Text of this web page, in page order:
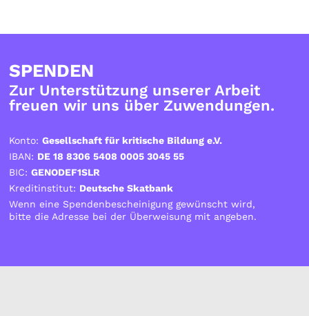
SPENDEN
Zur Unterstützung unserer Arbeit
freuen wir uns über Zuwendungen.
Konto:Gesellschaft für kritische Bildung e.V.
IBAN: DE 18 8306 5408 0005 3045 55
BIC:GENODEF1SLR
Kreditinstitut: Deutsche Skatbank
Wenn eine Spendenbescheinigung gewünscht wird,
bitte die Adresse bei der Überweisung mit angeben.